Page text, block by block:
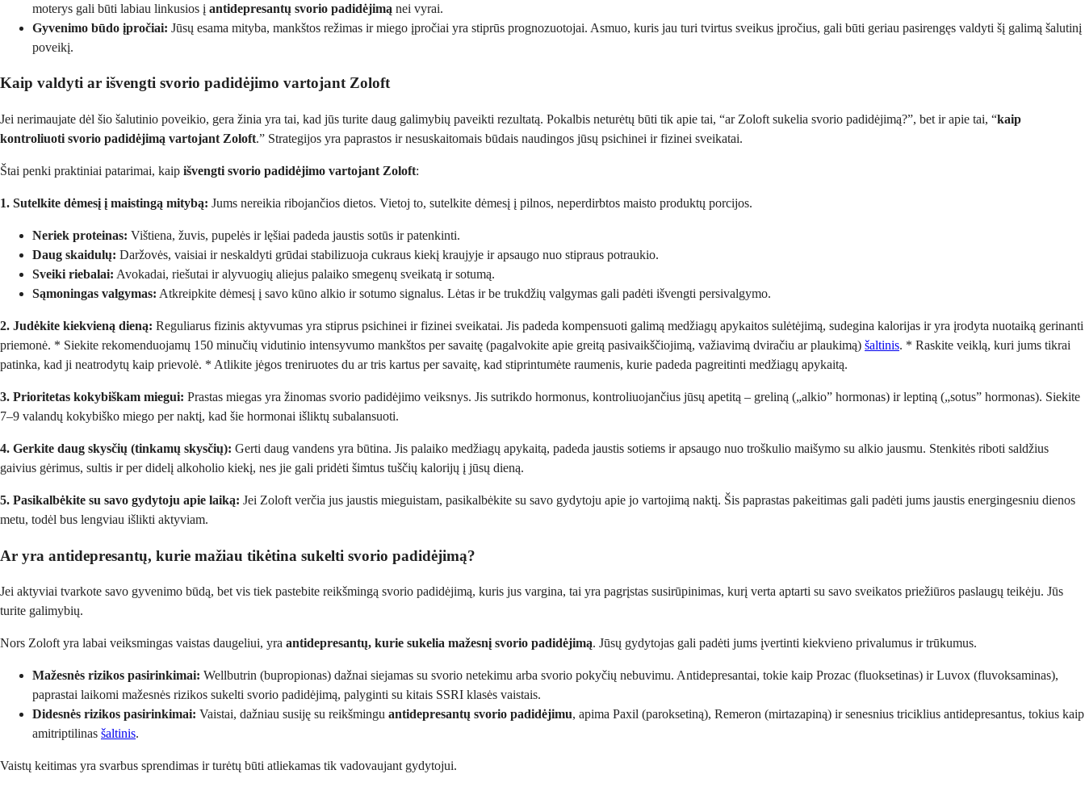
moterys gali būti labiau linkusios į antidepresantų svorio padidėjimą nei vyrai.
Gyvenimo būdo įpročiai: Jūsų esama mityba, mankštos režimas ir miego įpročiai yra stiprūs prognozuotojai. Asmuo, kuris jau turi tvirtus sveikus įpročius, gali būti geriau pasirengęs valdyti šį galimą šalutinį
poveikį.
Kaip valdyti ar išvengti svorio padidėjimo vartojant Zoloft
Jei nerimaujate dėl šio šalutinio poveikio, gera žinia yra tai, kad jūs turite daug galimybių paveikti rezultatą. Pokalbis neturėtų būti tik apie tai, “ar Zoloft sukelia svorio padidėjimą?”, bet ir apie tai, “kaip
kontroliuoti svorio padidėjimą vartojant Zoloft.” Strategijos yra paprastos ir nesuskaitomais būdais naudingos jūsų psichinei ir fizinei sveikatai.
Štai penki praktiniai patarimai, kaip išvengti svorio padidėjimo vartojant Zoloft:
1. Sutelkite dėmesį į maistingą mitybą: Jums nereikia ribojančios dietos. Vietoj to, sutelkite dėmesį į pilnos, neperdirbtos maisto produktų porcijos.
Neriek proteinas: Vištiena, žuvis, pupelės ir lęšiai padeda jaustis sotūs ir patenkinti.
Daug skaidulų: Daržovės, vaisiai ir neskaldyti grūdai stabilizuoja cukraus kiekį kraujyje ir apsaugo nuo stipraus potraukio.
Sveiki riebalai: Avokadai, riešutai ir alyvuogių aliejus palaiko smegenų sveikatą ir sotumą.
Sąmoningas valgymas: Atkreipkite dėmesį į savo kūno alkio ir sotumo signalus. Lėtas ir be trukdžių valgymas gali padėti išvengti persivalgymo.
2. Judėkite kiekvieną dieną: Reguliarus fizinis aktyvumas yra stiprus psichinei ir fizinei sveikatai. Jis padeda kompensuoti galimą medžiagų apykaitos sulėtėjimą, sudegina kalorijas ir yra įrodyta nuotaiką gerinanti
priemonė. * Siekite rekomenduojamų 150 minučių vidutinio intensyvumo mankštos per savaitę (pagalvokite apie greitą pasivaikščiojimą, važiavimą dviračiu ar plaukimą) šaltinis. * Raskite veiklą, kuri jums tikrai
patinka, kad ji neatrodytų kaip prievolė. * Atlikite jėgos treniruotes du ar tris kartus per savaitę, kad stiprintumėte raumenis, kurie padeda pagreitinti medžiagų apykaitą.
3. Prioritetas kokybiškam miegui: Prastas miegas yra žinomas svorio padidėjimo veiksnys. Jis sutrikdo hormonus, kontroliuojančius jūsų apetitą – greliną („alkio” hormonas) ir leptiną („sotus” hormonas). Siekite
7–9 valandų kokybiško miego per naktį, kad šie hormonai išliktų subalansuoti.
4. Gerkite daug skysčių (tinkamų skysčių): Gerti daug vandens yra būtina. Jis palaiko medžiagų apykaitą, padeda jaustis sotiems ir apsaugo nuo troškulio maišymo su alkio jausmu. Stenkitės riboti saldžius
gaivius gėrimus, sultis ir per didelį alkoholio kiekį, nes jie gali pridėti šimtus tuščių kalorijų į jūsų dieną.
5. Pasikalbėkite su savo gydytoju apie laiką: Jei Zoloft verčia jus jaustis mieguistam, pasikalbėkite su savo gydytoju apie jo vartojimą naktį. Šis paprastas pakeitimas gali padėti jums jaustis energingesniu dienos
metu, todėl bus lengviau išlikti aktyviam.
Ar yra antidepresantų, kurie mažiau tikėtina sukelti svorio padidėjimą?
Jei aktyviai tvarkote savo gyvenimo būdą, bet vis tiek pastebite reikšmingą svorio padidėjimą, kuris jus vargina, tai yra pagrįstas susirūpinimas, kurį verta aptarti su savo sveikatos priežiūros paslaugų teikėju. Jūs
turite galimybių.
Nors Zoloft yra labai veiksmingas vaistas daugeliui, yra antidepresantų, kurie sukelia mažesnį svorio padidėjimą. Jūsų gydytojas gali padėti jums įvertinti kiekvieno privalumus ir trūkumus.
Mažesnės rizikos pasirinkimai: Wellbutrin (bupropionas) dažnai siejamas su svorio netekimu arba svorio pokyčių nebuvimu. Antidepresantai, tokie kaip Prozac (fluoksetinas) ir Luvox (fluvoksaminas),
paprastai laikomi mažesnės rizikos sukelti svorio padidėjimą, palyginti su kitais SSRI klasės vaistais.
Didesnės rizikos pasirinkimai: Vaistai, dažniau susiję su reikšmingu antidepresantų svorio padidėjimu, apima Paxil (paroksetiną), Remeron (mirtazapiną) ir senesnius triciklius antidepresantus, tokius kaip
amitriptilinas šaltinis.
Vaistų keitimas yra svarbus sprendimas ir turėtų būti atliekamas tik vadovaujant gydytojui.